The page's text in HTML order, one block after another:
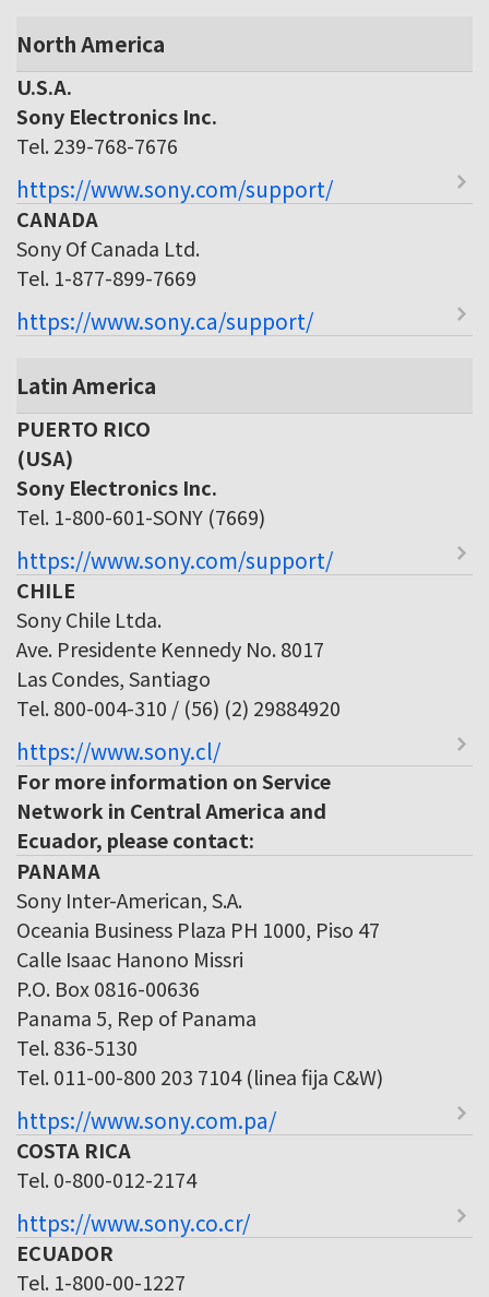
North America
U.S.A.
Sony Electronics Inc.
Tel. 239-768-7676
https://www.sony.com/support/
CANADA
Sony Of Canada Ltd.
Tel. 1-877-899-7669
https://www.sony.ca/support/
Latin America
PUERTO RICO
(USA)
Sony Electronics Inc.
Tel. 1-800-601-SONY (7669)
https://www.sony.com/support/
CHILE
Sony Chile Ltda.
Ave. Presidente Kennedy No. 8017
Las Condes, Santiago
Tel. 800-004-310 / (56) (2) 29884920
https://www.sony.cl/
For more information on Service
Network in Central America and
Ecuador, please contact:
PANAMA
Sony Inter-American, S.A.
Oceania Business Plaza PH 1000, Piso 47
Calle Isaac Hanono Missri
P.O. Box 0816-00636
Panama 5, Rep of Panama
Tel. 836-5130
Tel. 011-00-800 203 7104 (linea fija C&W)
https://www.sony.com.pa/
COSTA RICA
Tel. 0-800-012-2174
https://www.sony.co.cr/
ECUADOR
Tel. 1-800-00-1227